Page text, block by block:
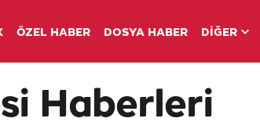
ÖZEL HABER DOSYA HABER DİĞER
Haberleri